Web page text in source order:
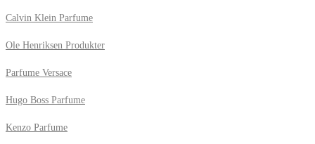
Calvin Klein Parfume
Ole Henriksen Produkter
Parfume Versace
Hugo Boss Parfume
Kenzo Parfume